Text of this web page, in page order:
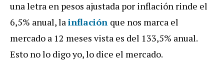
una letra en pesos ajustada por inflación rinde el
6,5% anual, la inflación que nos marca el
mercado a 12 meses vista es del 133,5% anual.
Esto no lo digo yo, lo dice el mercado.